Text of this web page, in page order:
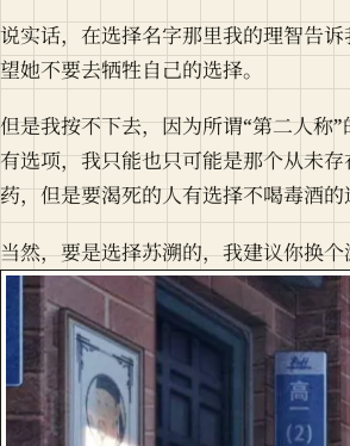
说实话，在选择名字那里我的理智告
望她不要去牺牲自己的选择。
但是我按不下去，因为所谓“第二人称
有选项，我只能也只可能是那个从未
药，但是要渴死的人有选择不喝毒酒
当然，要是选择苏溯的，我建议你换